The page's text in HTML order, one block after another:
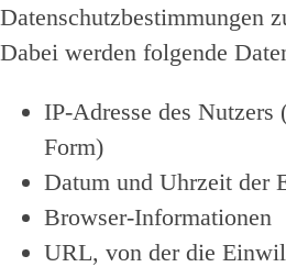
Datenschutzbestimmungen
Dabei werden folgende
IP-Adresse des
Form)
Datum und Uhrzeit der
Browser-Informationen
URL, von der die